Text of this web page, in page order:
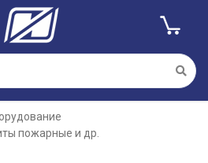
пожарные и др.